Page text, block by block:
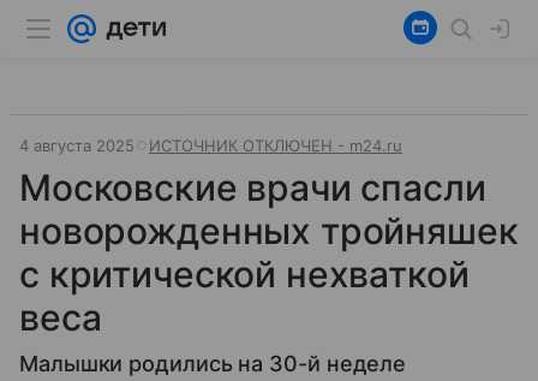
4 августа 2025 ИСТОЧНИК ОТКЛЮЧЕН - m24.ru
Московские врачи спасли
новорожденных тройняшек
с критической нехваткой
веса
Малышки родились на 30-й неделе